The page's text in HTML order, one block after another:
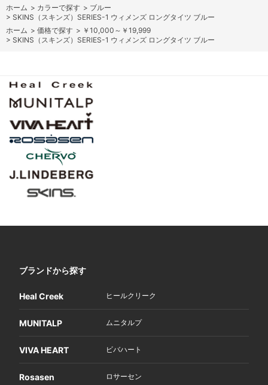
ホーム > カラーで探す > ブルー
> SKINS（スキンズ）SERIES-1 ウィメンズ ロングタイツ ブルー
ホーム > 価格で探す > ￥10,000～￥19,999
> SKINS（スキンズ）SERIES-1 ウィメンズ ロングタイツ ブルー
ブランドから探す
Heal Creek ヒールクリーク
MUNITALP ムニタルプ
VIVA HEART ビバハート
Rosasen ロサーセン